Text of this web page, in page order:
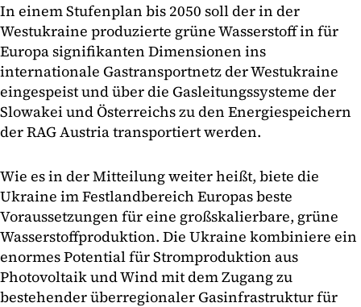
In einem Stufenplan bis 2050 soll der in der
Westukraine produzierte grüne Wasserstoff in für
Europa signifikanten Dimensionen ins
internationale Gastransportnetz der Westukraine
eingespeist und über die Gasleitungssysteme der
Slowakei und Österreichs zu den Energiespeichern
der RAG Austria transportiert werden.
Wie es in der Mitteilung weiter heißt, biete die
Ukraine im Festlandbereich Europas beste
Voraussetzungen für eine großskalierbare, grüne
Wasserstoffproduktion. Die Ukraine kombiniere ein
enormes Potential für Stromproduktion aus
Photovoltaik und Wind mit dem Zugang zu
bestehender überregionaler Gasinfrastruktur für